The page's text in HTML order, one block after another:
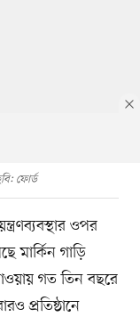
ফোর্ড
ওপর
মার্কিন গাড়ি
গত তিন বছরে
প্রতিষ্ঠানে